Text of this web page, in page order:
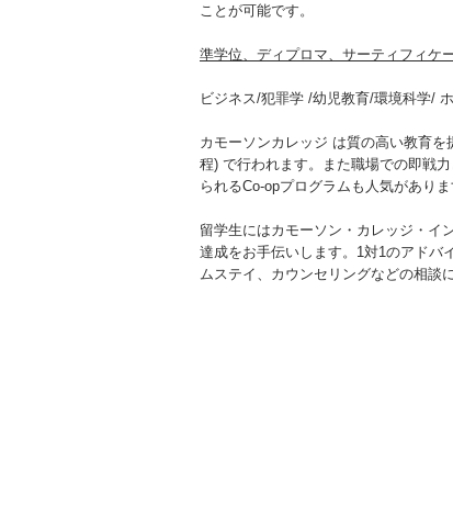
ことが可能です。
準学位、ディプロマ、サーティフィケ
ビジネス/犯罪学 /幼児教育/環境科学/
カモーソンカレッジ は質の高い教育
程) で行われます。また職場での即戦
られるCo-opプログラムも人気がありま
留学生にはカモーソン・カレッジ・イ
達成をお手伝いします。1対1のアドバ
ムステイ、カウンセリングなどの相談